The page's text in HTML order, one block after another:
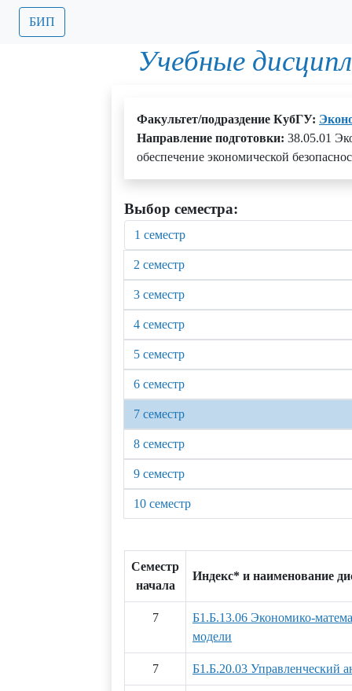
БИП
Учебные
Факультет/подраздение КубГУ:
Направление подготовки: 38.05.01
обеспечение экономической
Выбор семестра:
1 семестр
2 семестр
3 семестр
4 семестр
5 семестр
6 семестр
7 семестр
8 семестр
9 семестр
10 семестр
Семестр
начала
Индекс* и наименование
7
Б1.Б.13.06 Экономико-
модели
7 Б1.Б.20.03 Управленческий